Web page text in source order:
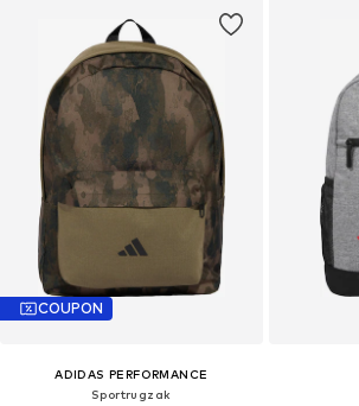
COUPON
ADIDAS PERFORMANCE
Sportrugzak